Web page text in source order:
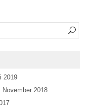
2019
November 2018